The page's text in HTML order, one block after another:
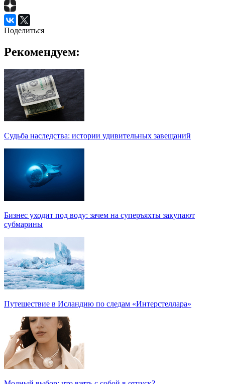
Поделиться
Рекомендуем:
Судьба наследства: истории удивительных завещаний
Бизнес уходит под воду: зачем на суперъяхты закупают
субмарины
Путешествие в Исландию по следам «Интерстеллара»